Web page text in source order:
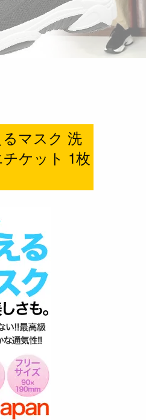
マスク 洗
ケット 1枚